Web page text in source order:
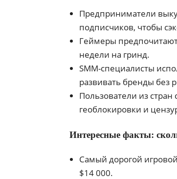
Предприниматели
подписчиков, чтобы
Геймеры
недели на гринд.
SMM-специалисты
развивать бренды без
Пользователи из
геоблокировки и
Интересные факты:
Самый дорогой
$14 000.